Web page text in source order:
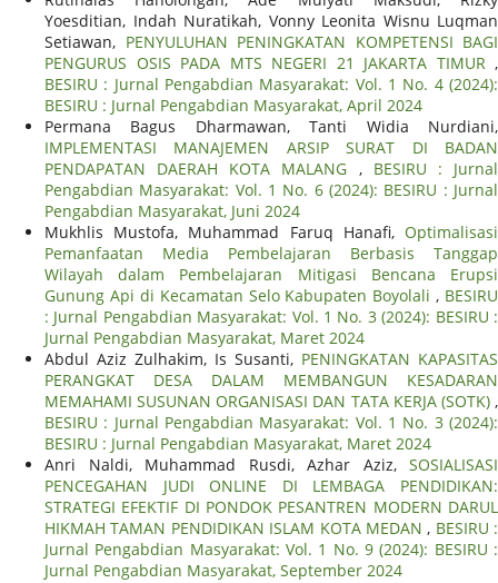
Yoesditian, Indah Nuratikah, Vonny Leonita Wisnu Luqman
Setiawan, PENYULUHAN PENINGKATAN KOMPETENSI BAGI
PENGURUS OSIS PADA MTS NEGERI 21 JAKARTA TIMUR ,
BESIRU : Jurnal Pengabdian Masyarakat: Vol. 1 No. 4 (2024):
BESIRU : Jurnal Pengabdian Masyarakat, April 2024
Permana Bagus Dharmawan, Tanti Widia Nurdiani,
IMPLEMENTASI MANAJEMEN ARSIP SURAT DI BADAN
PENDAPATAN DAERAH KOTA MALANG , BESIRU : Jurnal
Pengabdian Masyarakat: Vol. 1 No. 6 (2024): BESIRU : Jurnal
Pengabdian Masyarakat, Juni 2024
Mukhlis Mustofa, Muhammad Faruq Hanafi, Optimalisasi
Pemanfaatan Media Pembelajaran Berbasis Tanggap
Wilayah dalam Pembelajaran Mitigasi Bencana Erupsi
Gunung Api di Kecamatan Selo Kabupaten Boyolali, BESIRU
: Jurnal Pengabdian Masyarakat: Vol. 1 No. 3 (2024): BESIRU :
Jurnal Pengabdian Masyarakat, Maret 2024
Abdul Aziz Zulhakim, Is Susanti, PENINGKATAN KAPASITAS
PERANGKAT DESA DALAM MEMBANGUN KESADARAN
MEMAHAMI SUSUNAN ORGANISASI DAN TATA KERJA (SOTK) ,
BESIRU : Jurnal Pengabdian Masyarakat: Vol. 1 No. 3 (2024):
BESIRU : Jurnal Pengabdian Masyarakat, Maret 2024
Anri Naldi, Muhammad Rusdi, Azhar Aziz, SOSIALISASI
PENCEGAHAN JUDI ONLINE DI LEMBAGA PENDIDIKAN:
STRATEGI EFEKTIF DI PONDOK PESANTREN MODERN DARUL
HIKMAH TAMAN PENDIDIKAN ISLAM KOTA MEDAN, BESIRU :
Jurnal Pengabdian Masyarakat: Vol. 1 No. 9 (2024): BESIRU :
Jurnal Pengabdian Masyarakat, September 2024